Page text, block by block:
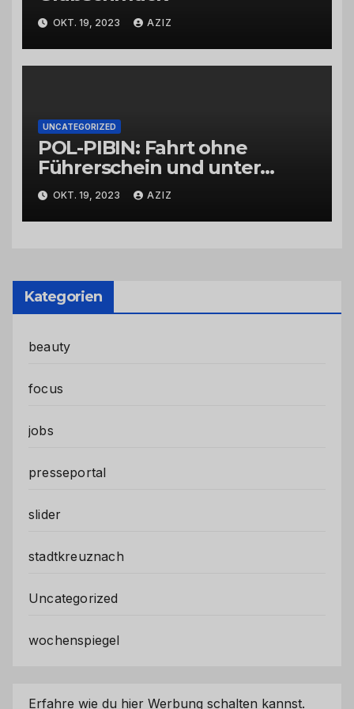
OKT. 19, 2023 AZIZ
UNCATEGORIZED
POL-PIBIN: Fahrt ohne
Führerschein und unter
Einfluss von Drogen
OKT. 19, 2023 AZIZ
Kategorien
beauty
focus
jobs
presseportal
slider
stadtkreuznach
Uncategorized
wochenspiegel
Erfahre wie du hier Werbung schalten kannst.